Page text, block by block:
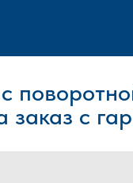
с
заказ с